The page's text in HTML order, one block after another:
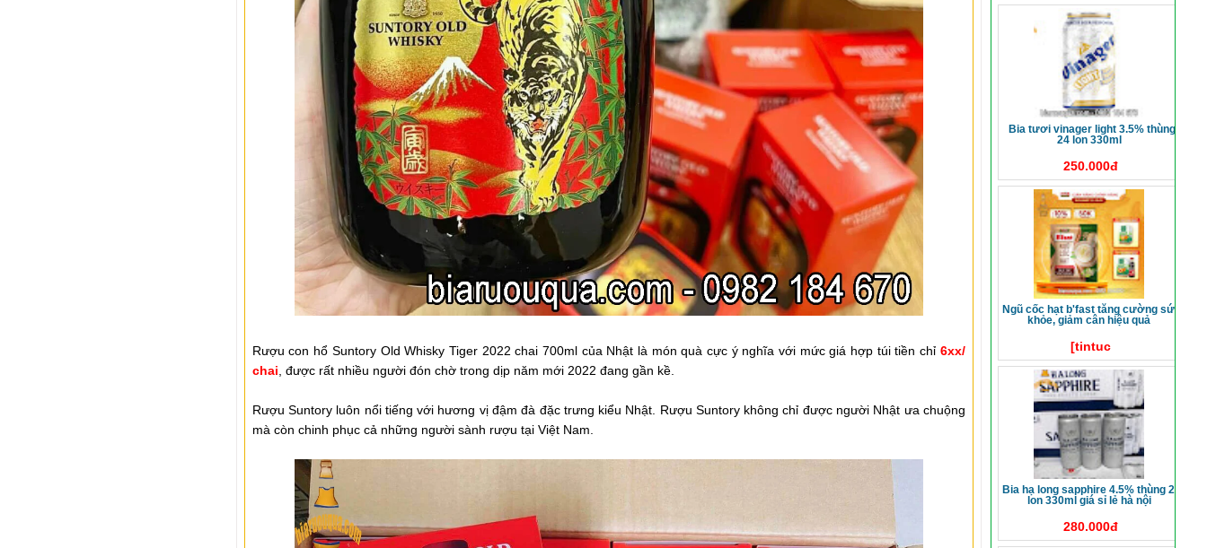
bia tươi vinager light 3.5% thùng
24 lon 330ml
250.000đ
ngũ cốc hạt b'fast tăng cường sức
khỏe, giảm cân hiệu quả
[tintuc
bia hạ long sapphire 4.5% thùng 24
lon 330ml giá sỉ lẻ hà nội
280.000đ
Rượu con hổ Suntory Old Whisky Tiger 2022 chai 700ml của Nhật là món quà cực ý nghĩa với mức giá hợp túi tiền chỉ 6xx/
chai, được rất nhiều người đón chờ trong dịp năm mới 2022 đang gần kề.
Rượu Suntory luôn nổi tiếng với hương vị đậm đà đặc trưng kiểu Nhật. Rượu Suntory không chỉ được người Nhật ưa chuộng
mà còn chinh phục cả những người sành rượu tại Việt Nam.